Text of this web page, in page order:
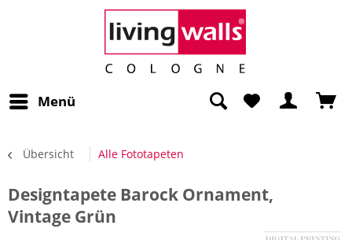
Menü
Übersicht Alle Fototapeten
Designtapete Barock Ornament,
Vintage Grün